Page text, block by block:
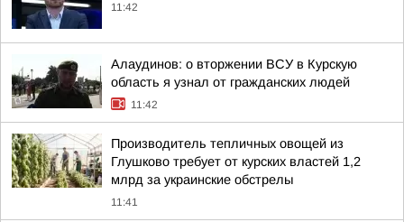
11:42
Алаудинов: о вторжении ВСУ в Курскую
область я узнал от гражданских людей
11:42
Производитель тепличных овощей из
Глушково требует от курских властей 1,2
млрд за украинские обстрелы
11:41